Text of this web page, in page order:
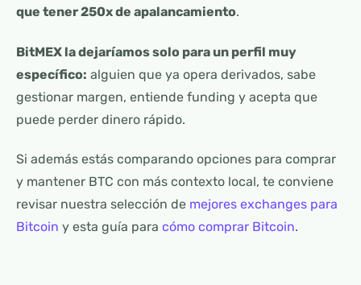
que tener 250x de apalancamiento.
BitMEX la dejaríamos solo para un perfil muy
específico: alguien que ya opera derivados, sabe
gestionar margen, entiende funding y acepta que
puede perder dinero rápido.
Si además estás comparando opciones para comprar
y mantener BTC con más contexto local, te conviene
revisar nuestra selección de mejores exchanges para
Bitcoin y esta guía para cómo comprar Bitcoin.